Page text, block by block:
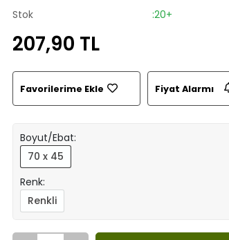
Stok
:20+
207,90 TL
Favorilerime Ekle Fiyat Alarmı
Boyut/Ebat:
70 x 45
Renk:
Renkli